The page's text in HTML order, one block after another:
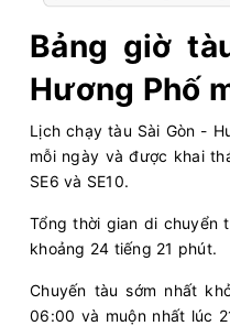
Bảng giờ
Hương Phố
Lịch chạy tàu Sài Gòn -
mỗi ngày và được khai
SE6 và SE10.
Tổng thời gian di chuyển
khoảng 24 tiếng 21 phút.
Chuyến tàu sớm nhất
06:00 và muộn nhất lúc